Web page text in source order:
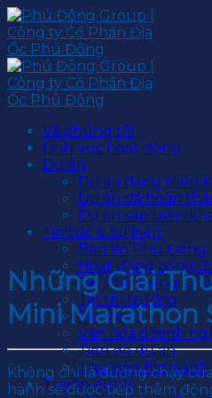
Skip
to
content
Về chúng tôi
Lĩnh vực hoạt động
Dự án
Dự án đang triển
Dự án đã hoàn
Dự án sắp triển
Tin tức & Sự kiện
Bản tin Phú Đông
Hoạt động cộng
Tin Phú Đông
Tin thị trường
Tin Video
Văn hóa doanh
Tiến độ dự án
Thư viện hình ảnh
Tuyển dụng
Những Giải
Mini Marathon
Không chỉ là đường chạy
hành sẽ được tiếp thêm